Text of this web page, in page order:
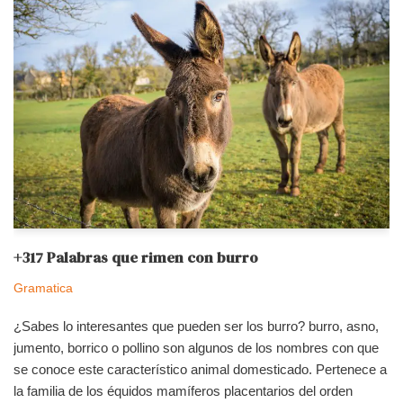
+317 Palabras que rimen con burro
Gramatica
¿Sabes lo interesantes que pueden ser los burro? burro, asno,
jumento, borrico o pollino son algunos de los nombres con que
se conoce este característico animal domesticado. Pertenece a
la familia de los équidos mamíferos placentarios del orden